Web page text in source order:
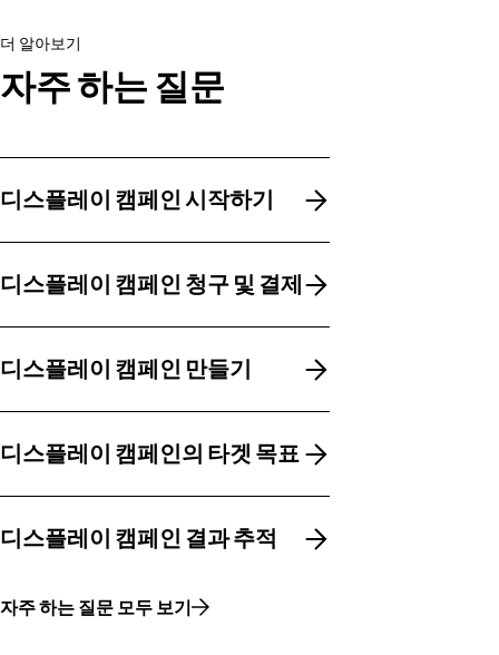
더 알아보기
자주 하는 질문
디스플레이 캠페인 시작하기
디스플레이 캠페인 시작하기
디스플레이 캠페인 청구 및 결제
디스플레이 캠페인 청구 및 결제
디스플레이 캠페인 만들기
디스플레이 캠페인 만들기
디스플레이 캠페인의 타겟 목표
디스플레이 캠페인의 타겟 목표
디스플레이 캠페인 결과 추적
디스플레이 캠페인 결과 추적
자주 하는 질문 모두 보기